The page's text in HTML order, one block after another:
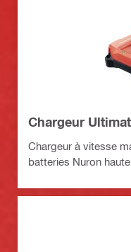
Chargeur
Chargeur à vitesse
batteries Nuron